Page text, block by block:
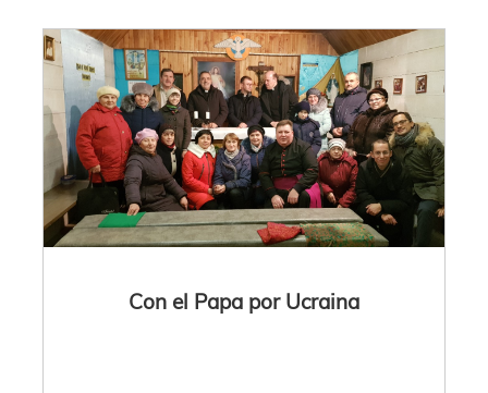
Con el Papa por Ucraina